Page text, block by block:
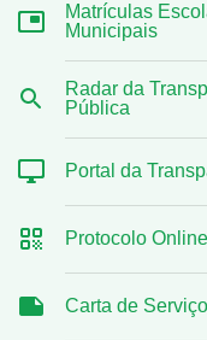
Matrículas
Municipais
Radar da
Pública
Portal da
Protocolo Online
Carta de